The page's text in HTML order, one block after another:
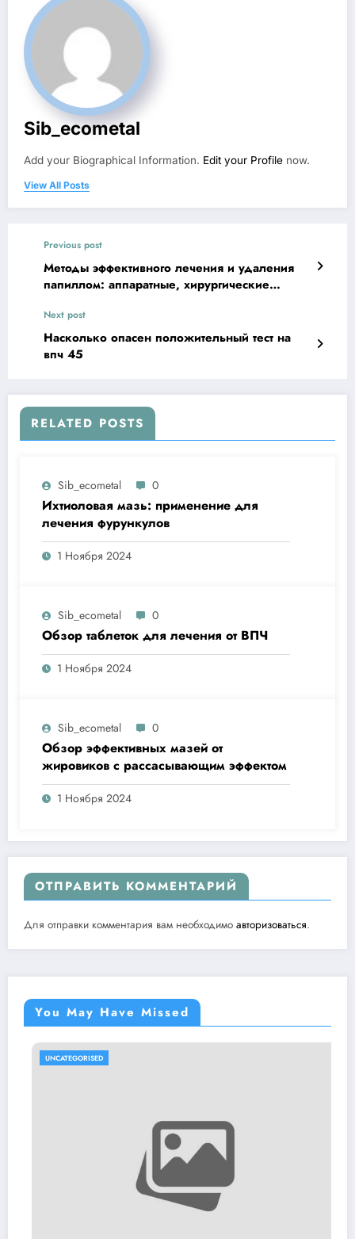
Sib_ecometal
Add your Biographical Information. Edit your Profile now.
View All Posts
Previous post
Методы эффективного лечения и удаления
папиллом: аппаратные, хирургические
Next post
Насколько опасен положительный тест на
впч 45
RELATED POSTS
Sib_ecometal 0
Ихтиоловая мазь: применение для
лечения фурункулов
1 Ноября 2024
Sib_ecometal 0
Обзор таблеток для лечения от ВПЧ
1 Ноября 2024
Sib_ecometal 0
Обзор эффективных мазей от
жировиков с рассасывающим эффектом
1 Ноября 2024
ОТПРАВИТЬ КОММЕНТАРИЙ
Для отправки комментария вам необходимо авторизоваться.
You May Have Missed
UNCATEGORISED